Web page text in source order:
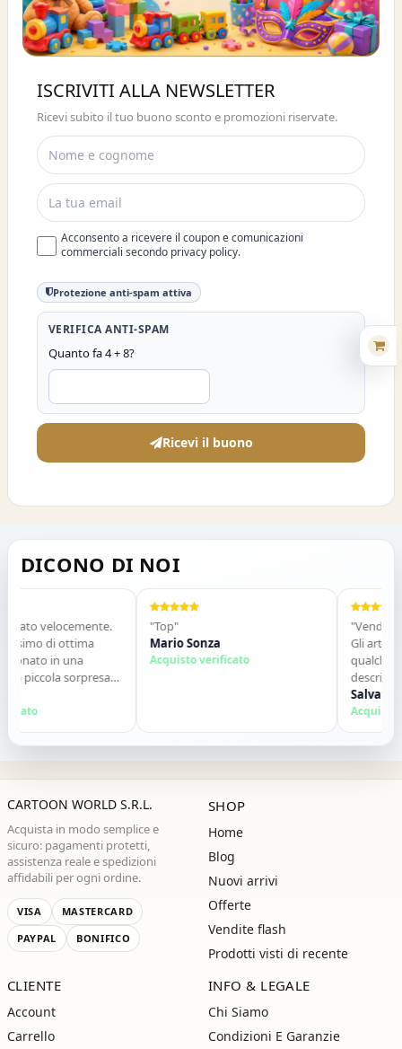
ISCRIVITI E OTTIENI SUBITO UNO
SCONTO DEL 10%
ISCRIVITI ALLA NEWSLETTER
Ricevi subito il tuo buono sconto e promozioni riservate.
Acconsento a ricevere il coupon e comunicazioni
commerciali secondo privacy policy.
Protezione anti-spam attiva
VERIFICA ANTI-SPAM
Quanto fa 4 + 8?
Ricevi il buono
DICONO DI NOI
velocemente.
di ottima
in una
piccola sorpresa
Grazie ,alla
"Top"
Mario Sonza
Acquisto verificato
Gli articoli
qualche
contatti.
Salvatore
Acquisto
CARTOON WORLD S.R.L.
Acquista in modo semplice e
sicuro: pagamenti protetti,
assistenza reale e spedizioni
affidabili per ogni ordine.
VISA
MASTERCARD
PAYPAL
BONIFICO
SHOP
Home
Blog
Nuovi arrivi
Offerte
Vendite flash
Prodotti visti di recente
CLIENTE
Account
Carrello
INFO & LEGALE
Chi Siamo
Condizioni E Garanzie